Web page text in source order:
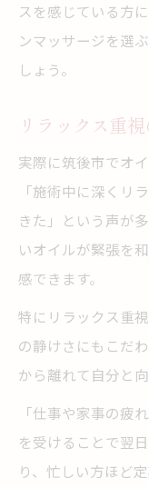
スを感じている方
ンマッサージを選
しょう。
リラックス重
実際に筑後市でオ
「施術中に深くリ
きた」という声が
いオイルが緊張を
感できます。
特にリラックス重
の静けさにもこだ
から離れて自分と
「仕事や家事の疲
を受けることで翌
り、忙しい方ほど